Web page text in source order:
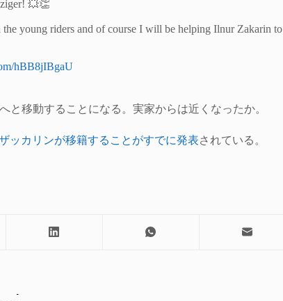
💥👏
young riders and of course I will be helping Ilnur Zakarin to
hBB8jIBgaU
と移動することになる。実家からは近くなったか。
ッカリンが移籍することがすでに発表されている。